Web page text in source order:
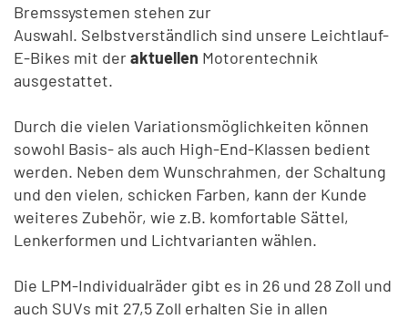
Bremssystemen stehen zur
Auswahl. Selbstverständlich sind unsere Leichtlauf-
E-Bikes mit deraktuellen Motorentechnik
ausgestattet.
Durch die vielen Variationsmöglichkeiten können
sowohl Basis- als auch High-End-Klassen bedient
werden. Neben dem Wunschrahmen, der Schaltung
und den vielen, schicken Farben, kann der Kunde
weiteres Zubehör, wie z.B. komfortable Sättel,
Lenkerformen und Lichtvarianten wählen.
Die LPM-Individualräder gibt es in 26 und 28 Zoll und
auch SUVs mit 27,5 Zoll erhalten Sie in allen